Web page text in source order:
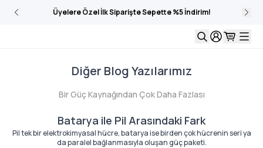
Üyelere Özel İlk Siparişte Sepette %5 İndirim!
Diğer Blog Yazılarımız
Bir Güç Kaynağından Çok Daha Fazlası
Batarya ile Pil Arasındaki Fark
Pil tek bir elektrokimyasal hücre, batarya ise birden çok hücrenin seri ya
da paralel bağlanmasıyla oluşan güç paketi.